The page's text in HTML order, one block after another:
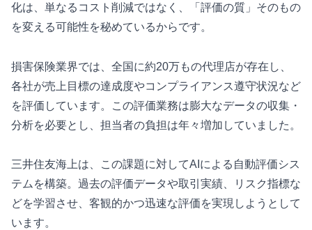
化は、単なるコスト削減ではなく、「評価の質」そのもの
を変える可能性を秘めているからです。
損害保険業界では、全国に約20万もの代理店が存在し、
各社が売上目標の達成度やコンプライアンス遵守状況など
を評価しています。この評価業務は膨大なデータの収集・
分析を必要とし、担当者の負担は年々増加していました。
三井住友海上は、この課題に対してAIによる自動評価シス
テムを構築。過去の評価データや取引実績、リスク指標な
どを学習させ、客観的かつ迅速な評価を実現しようとして
います。